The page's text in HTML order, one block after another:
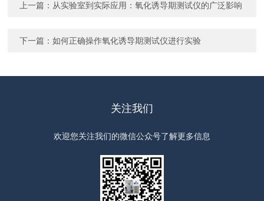
上一篇： 从实验室到实际应用：氧化诱导期测试仪的广泛影响
下一篇：如何正确操作氧化诱导期测试仪进行实验
关注我们
欢迎您关注我们的微信公众号了解更多信息